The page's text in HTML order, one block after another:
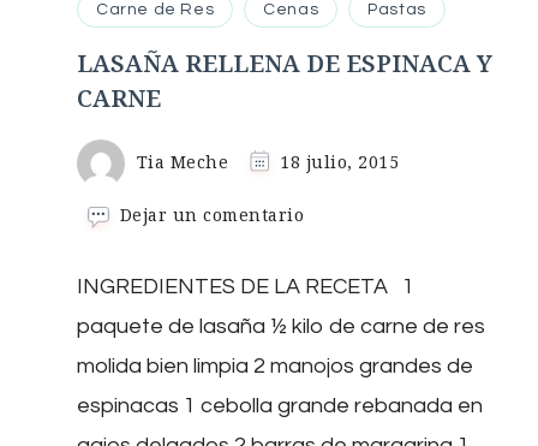
Carne de Res Cenas Pastas
LASAÑA RELLENA DE ESPINACA Y
CARNE
Tia Meche 18 julio, 2015
Dejar un comentario
DE
ESPINACA
Y
CARNE
INGREDIENTES DE LA RECETA 1
paquete de lasaña ½ kilo de carne de res
molida bien limpia 2 manojos grandes de
espinacas 1 cebolla grande rebanada en